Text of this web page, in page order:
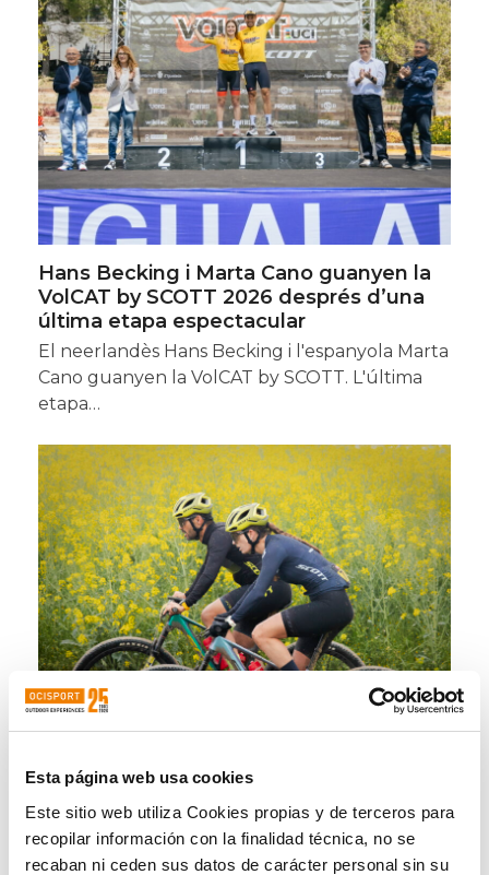
Esta página web usa cookies
Este sitio web utiliza Cookies propias y de terceros para
recopilar información con la finalidad técnica, no se
recaban ni ceden sus datos de carácter personal sin su
Hans Becking i Marta Cano guanyen la
VolCAT by SCOTT 2026 després d’una
última etapa espectacular
El neerlandès Hans Becking i l'espanyola Marta
Cano guanyen la VolCAT by SCOTT. L'última
etapa…
especial de la clàssica del BTT arriba el
Els 25 anys d’Ocisport -empresa organitzadora
de la VolCAT- convertiran aquestes dues